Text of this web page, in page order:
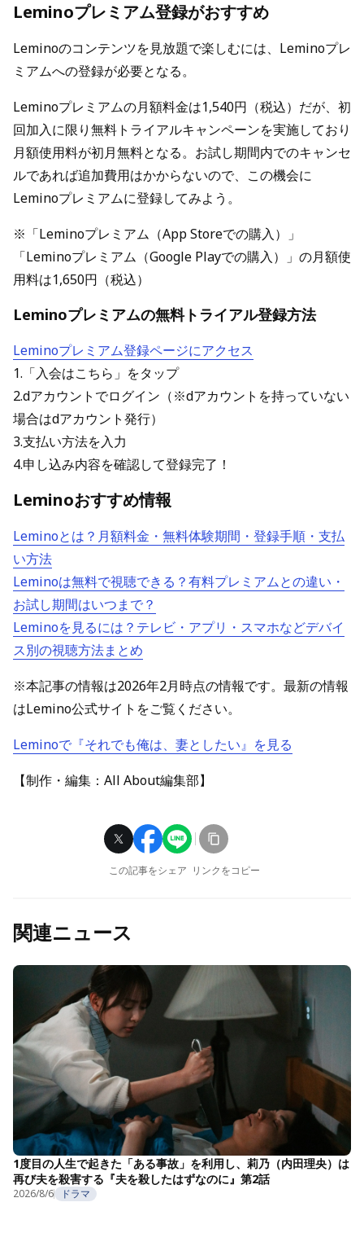
Leminoプレミアム登録がおすすめ
Leminoのコンテンツを見放題で楽しむには、Leminoプレ
ミアムへの登録が必要となる。
Leminoプレミアムの月額料金は1,540円（税込）だが、初
回加入に限り無料トライアルキャンペーンを実施しており
月額使用料が初月無料となる。お試し期間内でのキャンセ
ルであれば追加費用はかからないので、この機会に
Leminoプレミアムに登録してみよう。
※「Leminoプレミアム（App Storeでの購入）」
「Leminoプレミアム（Google Playでの購入）」の月額使
用料は1,650円（税込）
Leminoプレミアムの無料トライアル登録方法
Leminoプレミアム登録ページにアクセス
1.「入会はこちら」をタップ
2.dアカウントでログイン（※dアカウントを持っていない
場合はdアカウント発行）
3.支払い方法を入力
4.申し込み内容を確認して登録完了！
Leminoおすすめ情報
Leminoとは？月額料金・無料体験期間・登録手順・支払
い方法
Leminoは無料で視聴できる？有料プレミアムとの違い・
お試し期間はいつまで？
Leminoを見るには？テレビ・アプリ・スマホなどデバイ
ス別の視聴方法まとめ
※本記事の情報は2026年2月時点の情報です。最新の情報
はLemino公式サイトをご覧ください。
Leminoで『それでも俺は、妻としたい』を見る
【制作・編集：All About編集部】
この記事をシェア リンクをコピー
関連ニュース
1度目の人生で起きた「ある事故」を利用し、莉乃（内田理央）は
再び夫を殺害する『夫を殺したはずなのに』第2話
2026/8/6 ドラマ